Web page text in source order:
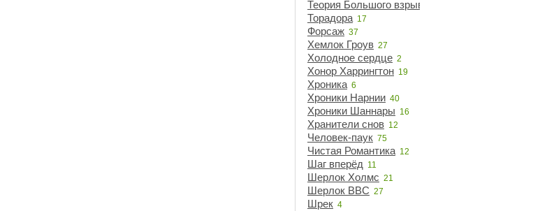
Теория Большого взрыва
Торадора 17
Форсаж 37
Хемлок Гроув 27
Холодное сердце 2
Хонор Харрингтон 19
Хроника 6
Хроники Нарнии 40
Хроники Шаннары 16
Хранители снов 12
Человек-паук 75
Чистая Романтика 12
Шаг вперёд 11
Шерлок Холмс 21
Шерлок BBC 27
Шрек 4